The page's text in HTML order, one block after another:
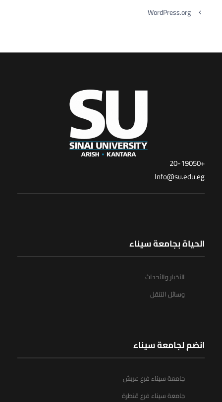
WordPress.org
+20-19050
Info@su.edu.eg
الحياة بجامعة سيناء
الأخبار والأحداث
وسائل التنقل
انضم لجامعة سيناء
جامعة سيناء فرع عريش
جامعة سيناء فرع قنطرة